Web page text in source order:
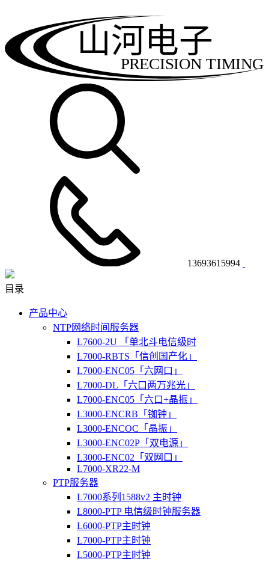
PRECISION TIMING
山河电子
13693615994
目录
产品中心
NTP网络时间服务器
L7600-2U 「单北斗电信级时
L7000-RBTS「信创国产化」
L7000-ENC05「六网口」
L7000-DL「六口两万兆光」
L7000-ENC05「六口+晶振」
L3000-ENCRB「铷钟」
L3000-ENCOC「晶振」
L3000-ENC02P「双电源」
L3000-ENC02「双网口」
L7000-XR22-M
PTP服务器
L7000系列1588v2 主时钟
L8000-PTP 电信级时钟服务器
L6000-PTP主时钟
L7000-PTP主时钟
L5000-PTP主时钟